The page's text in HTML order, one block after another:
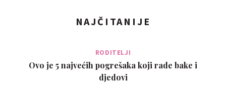
NAJČITANIJE
RODITELJI
Ovo je 5 najvećih pogrešaka koji rade bake i
djedovi